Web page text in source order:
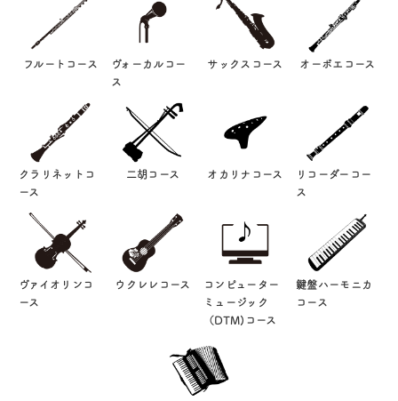
フルートコース
ヴォーカルコー
ス
サックスコース オーボエコース
クラリネットコ
ース
二胡コース オカリナコース
リコーダーコー
ス
ヴァイオリンコ
ース
ウクレレコース
コンピューター
ミュージック
（DTM)コース
鍵盤ハーモニカ
コース